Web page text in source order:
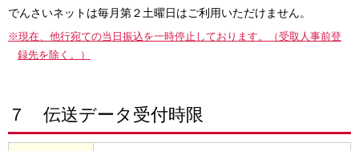
でんさいネットは毎月第２土曜日はご利用いただけません。
※現在、他行宛ての当日振込を一時停止しております。（受取人事前登
録先を除く。）
７ 伝送データ受付時限